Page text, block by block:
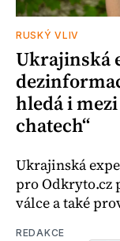
RUSKÝ VLIV
Ukrajinská
hledá i
chatech“
Ukrajinská
pro Odkryto.cz
válce a také
REDAKCE